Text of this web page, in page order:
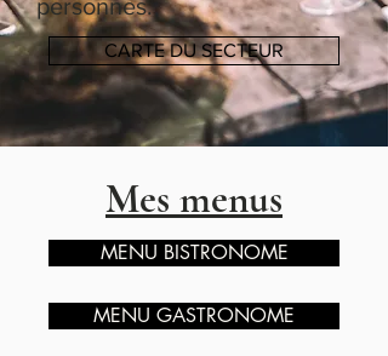
personnes.
CARTE DU SECTEUR
Mes menus
MENU BISTRONOME
MENU GASTRONOME